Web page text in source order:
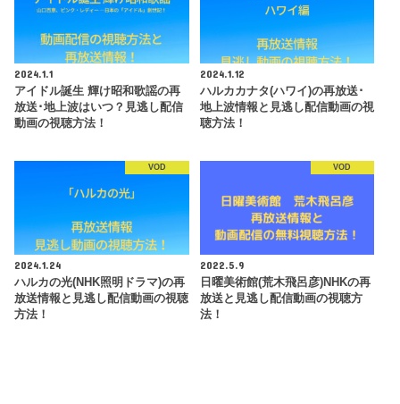
2024.1.1
アイドル誕生 輝け昭和歌謡の再
放送･地上波はいつ？見逃し配信
動画の視聴方法！
2024.1.12
ハルカカナタ(ハワイ)の再放送･
地上波情報と見逃し配信動画の視
聴方法！
VOD
2024.1.24
ハルカの光(NHK照明ドラマ)の再
放送情報と見逃し配信動画の視聴
方法！
VOD
2022.5.9
日曜美術館(荒木飛呂彦)NHKの再
放送と見逃し配信動画の視聴方
法！